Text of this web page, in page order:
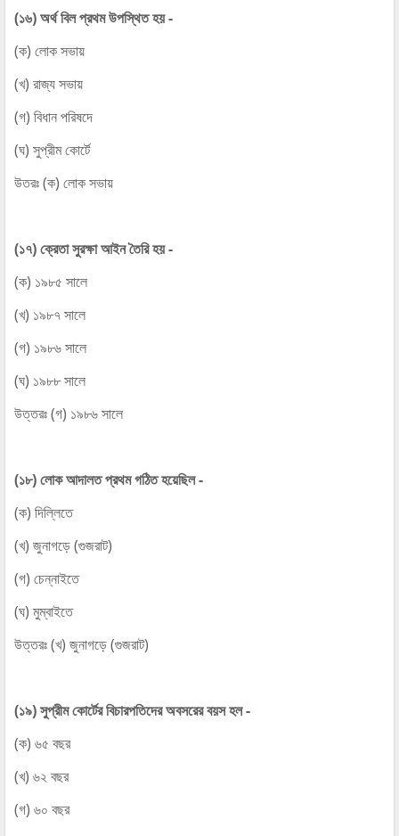
(১৬) অর্থ বিল প্রথম উপস্থিত হয় -
(ক) লোক সভায়
(খ) রাজ্য সভায়
(গ) বিধান পরিষদে
(ঘ) সুপ্রীম কোর্টে
উতরঃ (ক) লোক সভায়
(১৭) ক্রেতা সুরক্ষা আইন তৈরি হয় -
(ক) ১৯৮৫ সালে
(খ) ১৯৮৭ সালে
(গ) ১৯৮৬ সালে
(ঘ) ১৯৮৮ সালে
উত্তরঃ (গ) ১৯৮৬ সালে
(১৮) লোক আদালত প্রথম গঠিত হয়েছিল -
(ক) দিল্লিতে
(খ) জুনাগড়ে (গুজরাট)
(গ) চেন্নাইতে
(ঘ) মুম্বাইতে
উত্তরঃ (খ) জুনাগড়ে (গুজরাট)
(১৯) সুপ্রীম কোর্টের বিচারপতিদের অবসরের বয়স হল -
(ক) ৬৫ বছর
(খ) ৬২ বছর
(গ) ৬০ বছর